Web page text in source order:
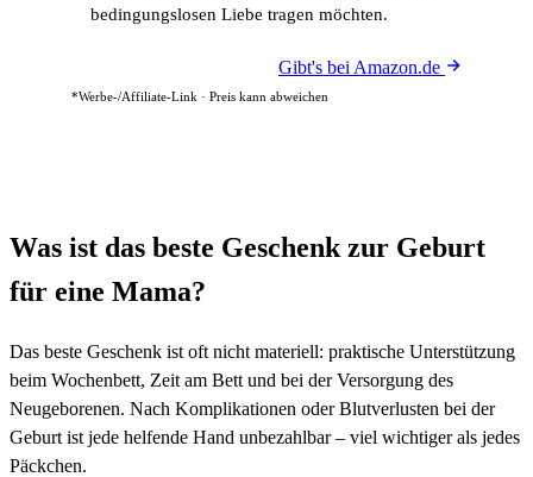
bedingungslosen Liebe tragen möchten.
Gibt's bei Amazon.de
*Werbe-/Affiliate-Link · Preis kann abweichen
Was ist das beste Geschenk zur Geburt
für eine Mama?
Das beste Geschenk ist oft nicht materiell: praktische Unterstützung
beim Wochenbett, Zeit am Bett und bei der Versorgung des
Neugeborenen. Nach Komplikationen oder Blutverlusten bei der
Geburt ist jede helfende Hand unbezahlbar – viel wichtiger als jedes
Päckchen.